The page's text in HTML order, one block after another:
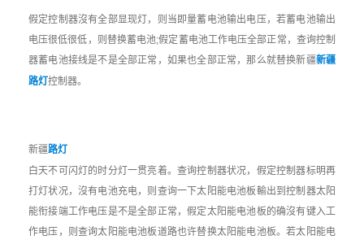
假定控制器沒有全部显现灯，则当即量蓄电池输出电压，若蓄电池输出
电压很低很低，则替换蓄电池;假定蓄电池工作电压全部正常，查询控制
器蓄电池接线是不是全部正常，如果也全部正常，那么就替换新疆新疆
路灯控制器。
新疆路灯
白天不可闪灯的时分灯一贯亮着。查询控制器状况，假定控制器标明再
打灯状况，沒有电池充电，则查询一下太阳能电池板輸出到控制器太阳
能衔接端工作电压是不是全部正常，假定太阳能电池板的确沒有键入工
作电压，则查询太阳能电池板道路也许替换太阳能电池板。若太阳能电